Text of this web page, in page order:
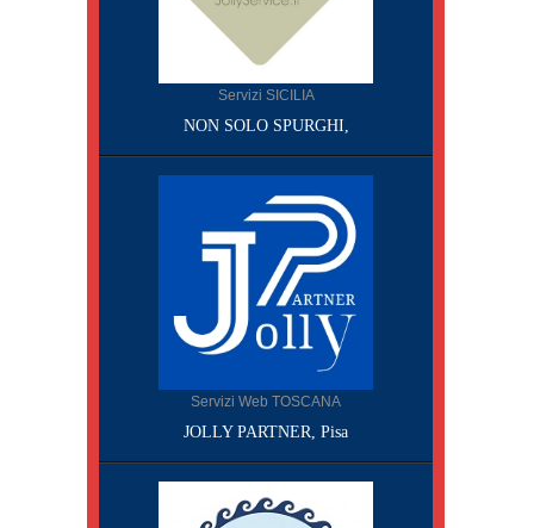
Servizi SICILIA
NON SOLO SPURGHI,
Servizi Web TOSCANA
JOLLY PARTNER, Pisa